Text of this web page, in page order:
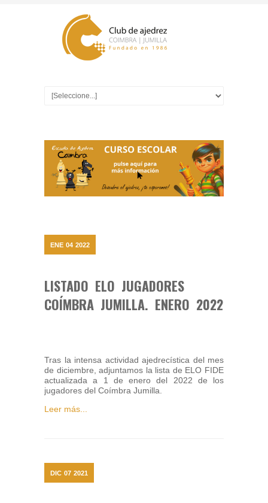
ENE 04 2022
LISTADO ELO JUGADORES
COÍMBRA JUMILLA. ENERO 2022
Tras la intensa actividad ajedrecística del mes
de diciembre, adjuntamos la lista de ELO FIDE
actualizada a 1 de enero del 2022 de los
jugadores del Coímbra Jumilla.
Leer más...
DIC 07 2021